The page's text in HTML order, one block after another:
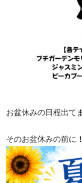
お盆休みの日程出て
そのお盆休みの前に